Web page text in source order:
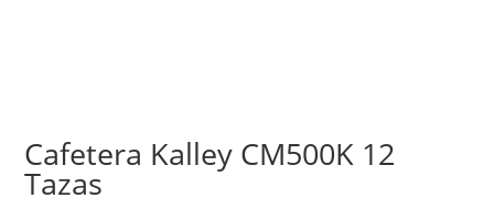
Cafetera Kalley CM500K 12
Tazas